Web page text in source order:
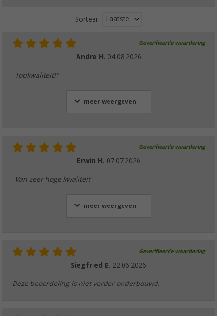
Sorteer: Laatste
Geverifieerde waardering
Andre H. 04.08.2026
"Topkwaliteit!"
meer weergeven
Geverifieerde waardering
Erwin H. 07.07.2026
"Van zeer hoge kwaliteit"
meer weergeven
Geverifieerde waardering
Siegfried B. 22.06.2026
Deze beoordeling is niet verder onderbouwd.